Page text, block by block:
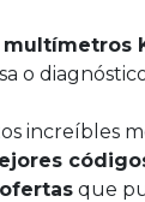
multímetros
o
increíbles
que